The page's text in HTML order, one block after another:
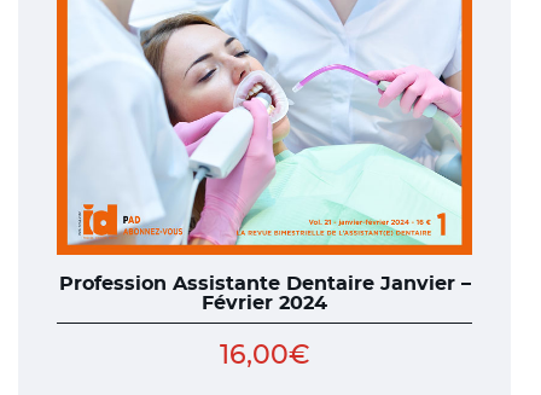
Profession Assistante Dentaire Janvier –
Février 2024
16,00€